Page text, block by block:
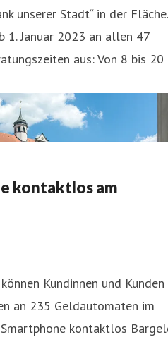
unserer Stadt“ in der
Januar 2023 an allen 47
aus: Von 8 bis 20
kontaktlos am
Kundinnen und Kunden
an 235 Geldautomaten im
kontaktlos